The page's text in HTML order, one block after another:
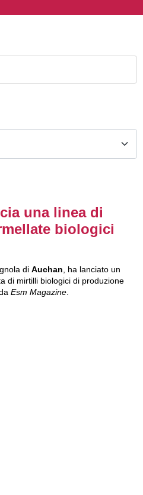
una linea di
biologici
di Auchan, ha lanciato un
di mirtilli biologici di produzione
Esm Magazine.